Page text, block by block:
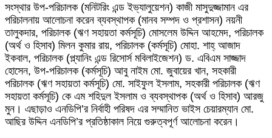
সংস্থার উপ-পরিচালক (মনিটরিং এন্ড ইভ্যালুয়েশন) কাজী মাসুদুজ্জামান এর
পরিচালনায় আলোচনা করেন ব্যবস্থাপক (মানব সম্পদ ও প্রশাসন) নয়নী
তালুকদার, পরিচালক (ঋণ সহায়তা কর্মসূচি) মোসলেম উদ্দিন আহমেদ, পরিচালক
(অর্থ ও হিসাব) মিলন কুমার রায়, পরিচালক (কর্মসূচি) মোহা. শাহ্ আজাদ
ইকবাল, পরিচালক (প্ল্যানিং এন্ড রিসোর্স মবিলাইজেশন) ড. এবিএম সাজ্জাদ
হোসেন, উপ-পরিচালক (কর্মসূচি) আবু নাইম মো. জুবায়ের খান, সহকারী
পরিচালক (ঋণ সহায়তা কর্মসূচি) মো. সাইফুল ইসলাম, সহকারী পরিচালক (ঋণ
সহায়তা কর্মসূচি) কে এম শহিদুল ইসলাম ও ব্যবস্থাপক (অর্থ ও হিসাব) আরজু
মুন। এছাড়াও এনডিপি’র নির্বাহী পরিষদ এর সম্মানিত ভাইস চেয়ারম্যান মো.
আছির উদ্দিন এনডিপি’র প্রতিষ্ঠাকাল নিয়ে গুরুত্বপূর্ণ আলোচনা করেন।